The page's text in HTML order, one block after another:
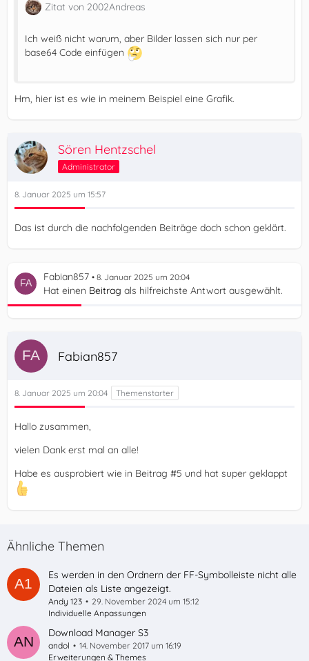
Zitat von 2002Andreas
Ich weiß nicht warum, aber Bilder lassen sich nur per
base64 Code einfügen
Hm, hier ist es wie in meinem Beispiel eine Grafik.
Sören Hentzschel
Administrator
8. Januar 2025 um 15:57
Das ist durch die nachfolgenden Beiträge doch schon geklärt.
Fabian857 8. Januar 2025 um 20:04
Hat einen Beitrag als hilfreichste Antwort ausgewählt.
Fabian857
8. Januar 2025 um 20:04
Hallo zusammen,
vielen Dank erst mal an alle!
Habe es ausprobiert wie in Beitrag #5 und hat super geklappt
Ähnliche Themen
Es werden in den Ordnern der FF-Symbolleiste nicht alle
Dateien als Liste angezeigt.
Andy 123
29. November 2024 um 15:12
Individuelle Anpassungen
Download Manager S3
andol
14. November 2017 um 16:19
Erweiterungen & Themes